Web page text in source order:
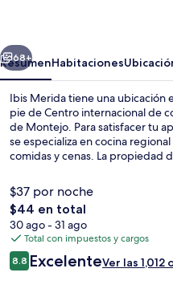
Siguiente
68+
ResumenHabitaciones
Ibis Merida tiene una ubicación
pie de Centro internacional de
de Montejo. Para satisfacer tu
se especializa en cocina
comidas y cenas. La propiedad
muy bien calificados por otros
$37 por noche
El
precio
total
es
de
$44 en total
30 ago - 31 ago
Total con impuestos y cargos
Opiniones
8.88.8 de 10,
ExcelenteVer las